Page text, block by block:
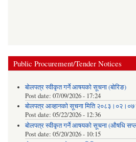
Public Procurement/Tender Notices
बोलपत्र स्वीकृत गर्ने आषयको सूचना (बोरिङ)
Post date: 07/09/2026 - 17:24
बोलपत्र आव्हानको सूचना मिति २०८३।०२।०७
Post date: 05/22/2026 - 12:36
बोलपत्र स्वीकृत गर्ने आषयको सूचना (औषधि
Post date: 05/20/2026 - 10:15